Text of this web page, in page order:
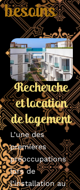
besoins
Recherche
et location
de logement
L’une des
premières
préoccupations
lors de
l’installation au